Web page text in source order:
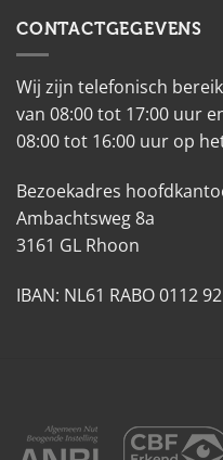
CONTACTGEGEVENS
Wij zijn telefonisch
van 08:00 tot 17:00 uur
08:00 tot 16:00 uur op
Bezoekadres
Ambachtsweg 8a
3161 GL Rhoon
IBAN: NL61 RABO 0112